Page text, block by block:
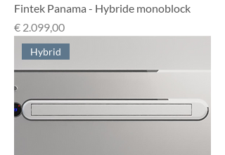
Fintek Panama - Hybride monoblock
Prijs
€ 2.099,00
Hybrid